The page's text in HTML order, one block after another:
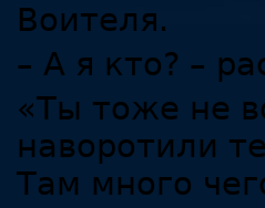
Воителя.
– А я кто? –
«Ты тоже не
наворотили
Там много